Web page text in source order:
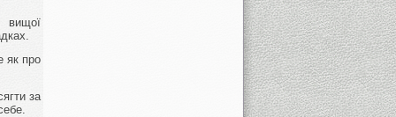
вищої
як про
за